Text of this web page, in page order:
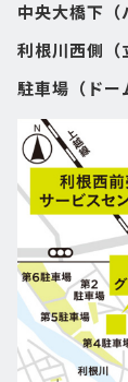
中央大橋下（
利根川西側（
駐車場（ドー